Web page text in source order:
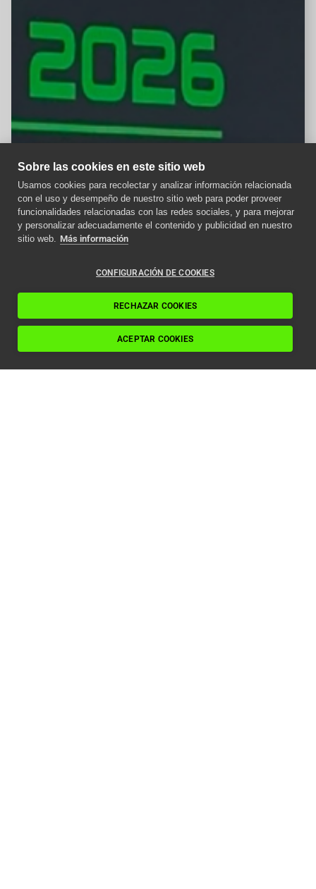
Sobre las cookies en este sitio web
Usamos cookies para recolectar y analizar información relacionada
con el uso y desempeño de nuestro sitio web para poder proveer
funcionalidades relacionadas con las redes sociales, y para mejorar
y personalizar adecuadamente el contenido y publicidad en nuestro
sitio web. Más información
CONFIGURACIÓN DE COOKIES
RECHAZAR COOKIES
ACEPTAR COOKIES
Aviso importante
Como afecta la nueva
ascensores en 2024
Leer artículo